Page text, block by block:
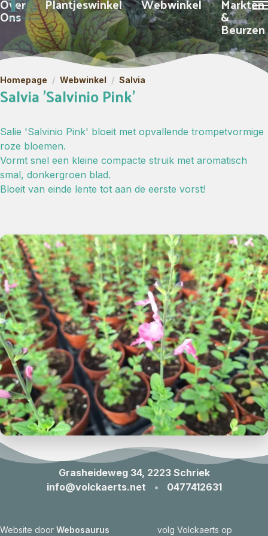
Ons &
Beurzen
Homepage / Webwinkel / Salvia
Salvia 'Salvinio Pink'
Salie 'Salvinio Pink' bloeit met opvallende trompetvormige
roze bloemen.
Vormt snel een kleine compacte struik met aromatisch
smal, donkergroen blad.
Bloeit van einde lente tot aan de eerste vorst!
Grasheideweg 34, 2223 Schriek
info@volckaerts.net
• 0477412631
volg Volckaerts op
Website door Webosaurus